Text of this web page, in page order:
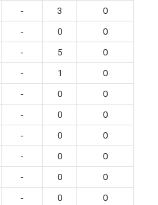
- 3
0
- 0
0
- 5
0
- 1
0
- 0
0
- 0
0
- 0
0
- 0
0
- 0
0
- 0 0